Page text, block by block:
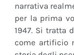
narrativa
per la prima
1947. Si tratta
come artificio